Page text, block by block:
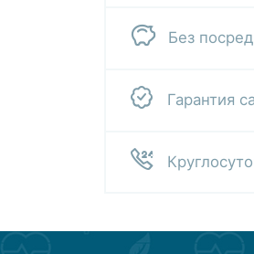
Без
Гарантия